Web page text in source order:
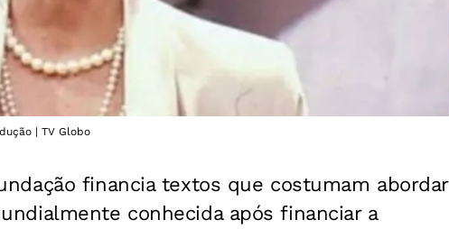
| TV Globo
financia textos que costumam abordar
conhecida após financiar a